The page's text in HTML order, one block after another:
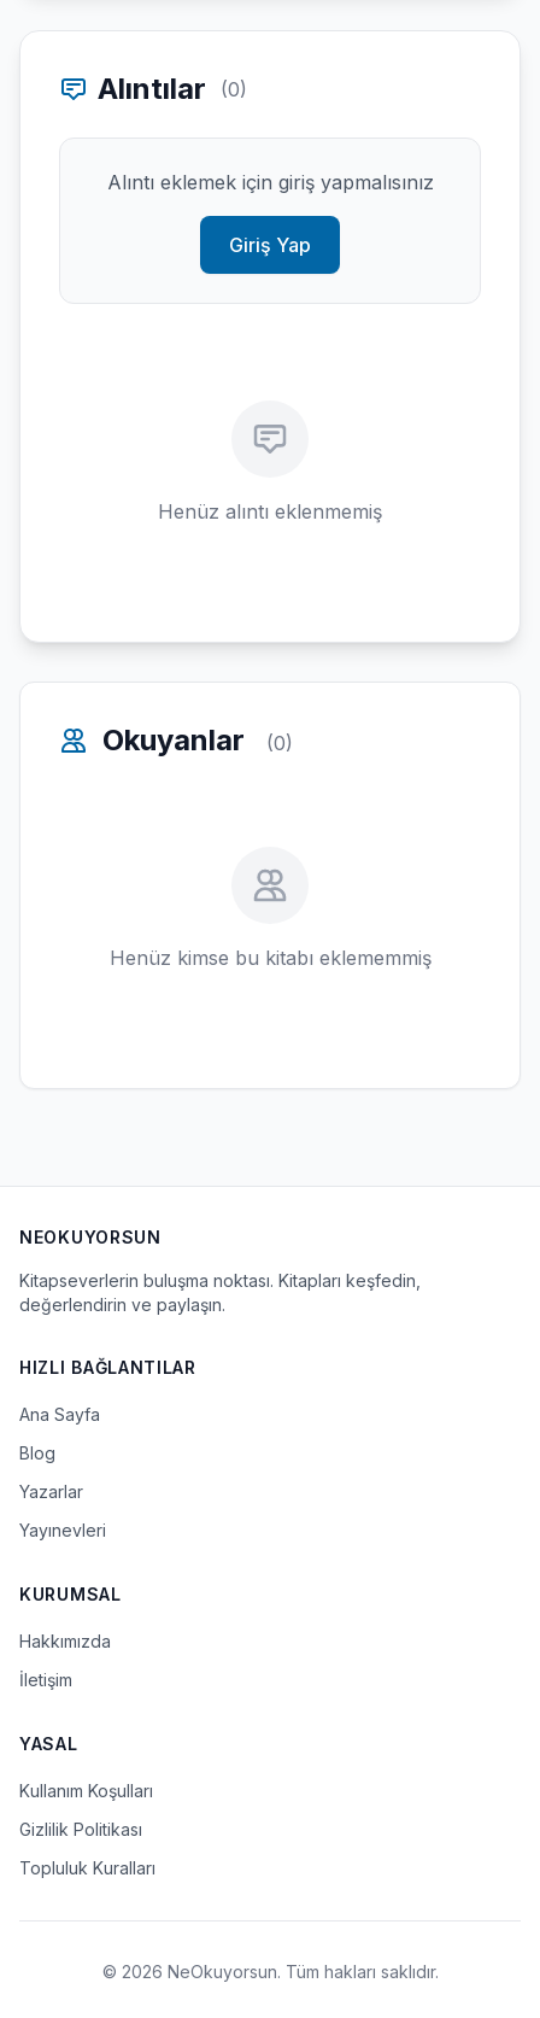
Alıntılar (0)
Alıntı eklemek için giriş yapmalısınız
Giriş Yap
Henüz alıntı eklenmemiş
Okuyanlar (0)
Henüz kimse bu kitabı eklememmiş
NEOKUYORSUN
Kitapseverlerin buluşma noktası. Kitapları keşfedin,
değerlendirin ve paylaşın.
HIZLI BAĞLANTILAR
Ana Sayfa
Blog
Yazarlar
Yayınevleri
KURUMSAL
Hakkımızda
İletişim
YASAL
Kullanım Koşulları
Gizlilik Politikası
Topluluk Kuralları
© 2026 NeOkuyorsun. Tüm hakları saklıdır.